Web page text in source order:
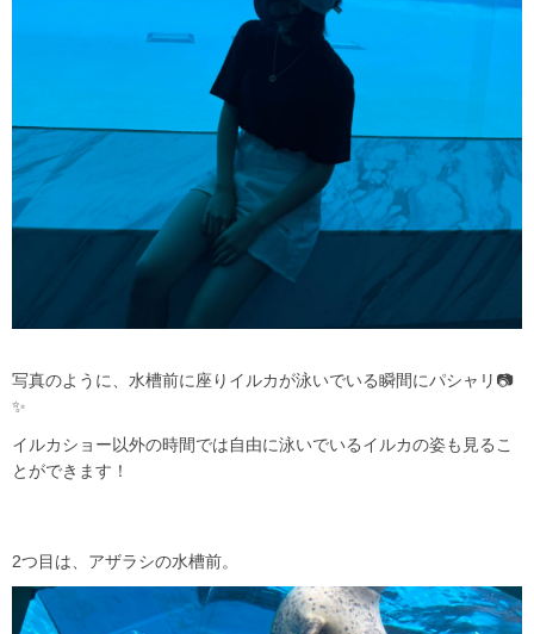
写真のように、水槽前に座りイルカが泳いでいる瞬間にパシャリ📷
✨
イルカショー以外の時間では自由に泳いでいるイルカの姿も見るこ
とができます！
2つ目は、アザラシの水槽前。